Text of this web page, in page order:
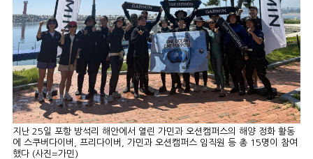
지난 25일 포항 방석리 해안에서 열린 가민과 오션캠퍼스의 해양 정화 활동
에 스쿠버다이버, 프리다이버, 가민과 오션캠퍼스 임직원 등 총 15명이 참여
했다 (사진=가민)